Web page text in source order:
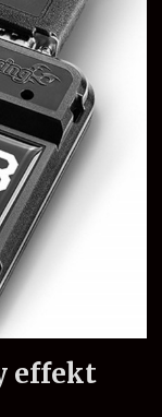
effekt